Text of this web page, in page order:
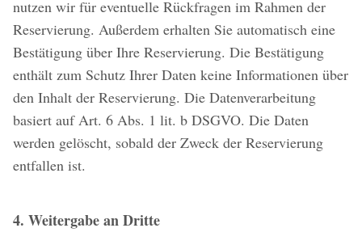
nutzen wir für eventuelle Rückfragen im Rahmen der
Reservierung. Außerdem erhalten Sie automatisch eine
Bestätigung über Ihre Reservierung. Die Bestätigung
enthält zum Schutz Ihrer Daten keine Informationen über
den Inhalt der Reservierung. Die Datenverarbeitung
basiert auf Art. 6 Abs. 1 lit. b DSGVO. Die Daten
werden gelöscht, sobald der Zweck der Reservierung
entfallen ist.
4. Weitergabe an Dritte